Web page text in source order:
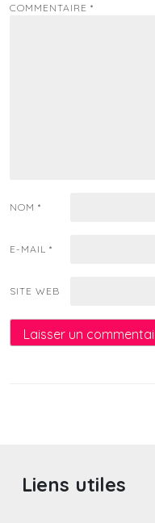
COMMENTAIRE *
NOM *
E-MAIL *
SITE WEB
Liens utiles